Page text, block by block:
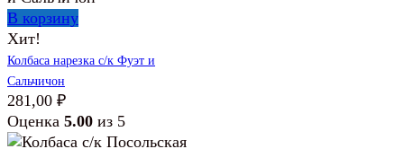
В корзину
Хит!
Колбаса нарезка с/к Фуэт и
Сальчичон
281,00 ₽
Оценка 5.00 из 5